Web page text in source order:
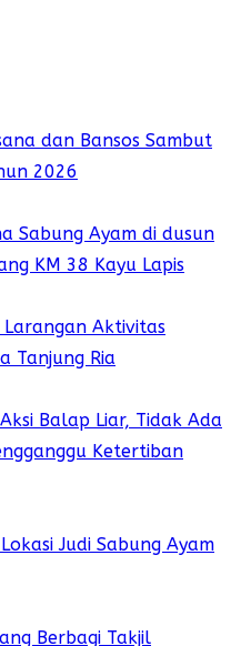
dan Bansos Sambut
2026
Sabung Ayam di dusun
KM 38 Kayu Lapis
Larangan Aktivitas
Tanjung Ria
Balap Liar, Tidak Ada
Ketertiban
Judi Sabung Ayam
Berbagi Takjil